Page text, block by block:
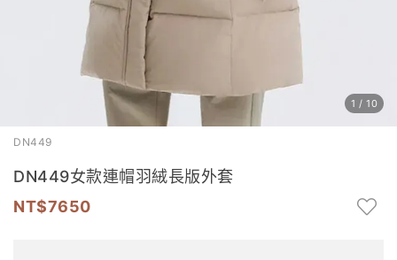
1 / 10
DN449
DN449女款連帽羽絨長版外套
7650